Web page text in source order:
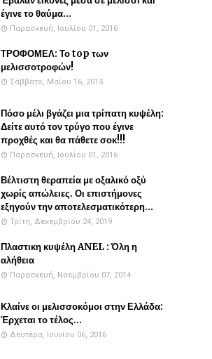
έγινε το θαύμα...
Παρασκευή, Ιουλίου 01, 2016
ΤΡΟΦΟΜΕΛ: Το top των
μελισσοτροφών!
Σάββατο, Μαΐου 16, 2015
Πόσο μέλι βγάζει μια τρίπατη κυψέλη:
Δείτε αυτό τον τρύγο που έγινε
προχθές και θα πάθετε σοκ!!!
Παρασκευή, Ιουλίου 01, 2016
Βέλτιστη θεραπεία με οξαλικό οξύ
χωρίς απώλειες. Οι επιστήμονες
εξηγούν την αποτελεσματικότερη...
Τρίτη, Δεκεμβρίου 24, 2019
Πλαστικη κυψέλη ANEL : Όλη η
αλήθεια
Παρασκευή, Νοεμβρίου 07, 2014
Κλαίνε οι μελισσοκόμοι στην Ελλάδα:
Έρχεται το τέλος...
Δευτέρα, Ιουνίου 06, 2016